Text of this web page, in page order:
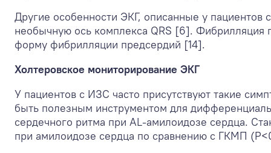
Другие особенности ЭКГ, описанные у
необычную ось комплекса QRS [6]. Фибрилляция
форму фибрилляции предсердий [14].
Холтеровское мониторирование ЭКГ
У пациентов с ИЗС часто присутствуют такие
быть полезным инструментом для
сердечного ритма при AL-амилоидозе сердца.
при амилоидозе сердца по сравнению с ГКМП